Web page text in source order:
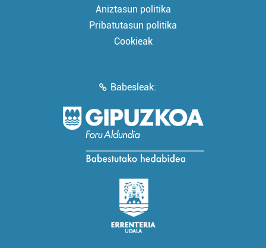
Aniztasun politika
Pribatutasun politika
Cookieak
Babesleak: